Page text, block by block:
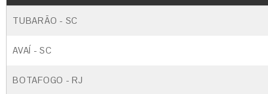
TUBARÃO - SC
AVAÍ - SC
BOTAFOGO - RJ